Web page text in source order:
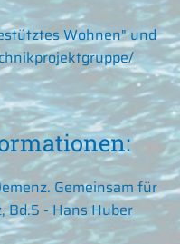
Wohnen" und
Gemeinsam für
Bd.5 - Hans Huber